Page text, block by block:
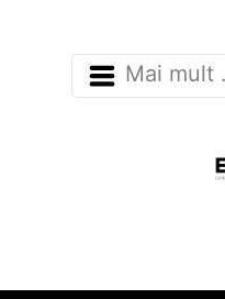
Mai mult